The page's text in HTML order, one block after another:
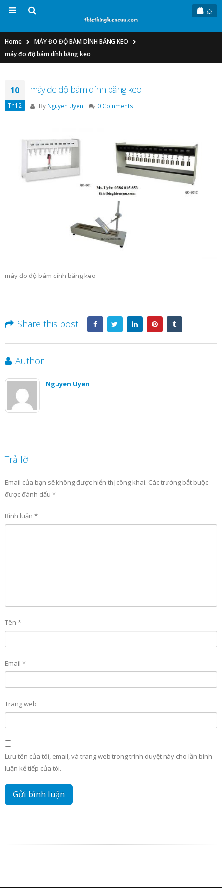
Home
MÁY ĐO ĐỘ BÁM DÍNH BĂNG KEO
máy đo độ bám dính băng keo
10
Th12
máy đo độ bám dính băng keo
By Nguyen Uyen 0 Comments
máy đo độ bám dính băng keo
Share this post
Author
Nguyen Uyen
Trả lời
Email của bạn sẽ không được hiển thị công khai. Các trường bắt buộc
được đánh dấu *
Bình luận *
Tên *
Email *
Trang web
Lưu tên của tôi, email, và trang web trong trình duyệt này cho lần bình
luận kế tiếp của tôi.